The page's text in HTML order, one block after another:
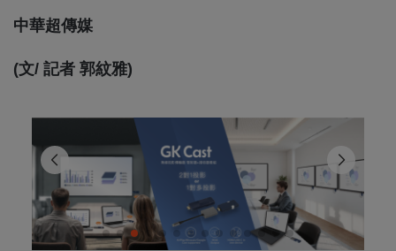
中華超傳媒
(文/ 記者 郭紋雅)